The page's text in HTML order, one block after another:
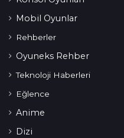
Mobil Oyunlar
Rehberler
Oyuneks Rehber
Teknoloji Haberleri
Eğlence
Anime
Dizi